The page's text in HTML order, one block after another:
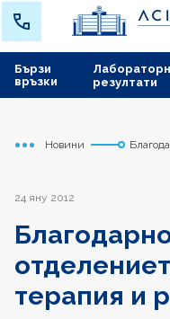
резултати
Бързи
връзки
Начало
Токуда
Новини
24 яну 2012
терапия и